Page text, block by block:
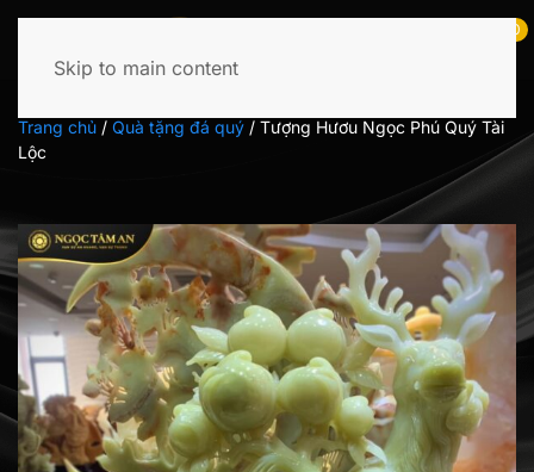
Skip to main content
Tìm
0
Trang chủ / Quà tặng đá quý / Tượng Hươu Ngọc Phú Quý Tài
Lộc